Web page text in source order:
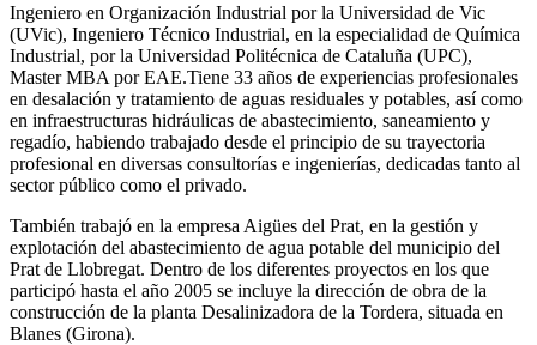
Ingeniero en Organización Industrial por la Universidad de Vic
(UVic), Ingeniero Técnico Industrial, en la especialidad de Química
Industrial, por la Universidad Politécnica de Cataluña (UPC),
Master MBA por EAE.Tiene 33 años de experiencias profesionales
en desalación y tratamiento de aguas residuales y potables, así como
en infraestructuras hidráulicas de abastecimiento, saneamiento y
regadío, habiendo trabajado desde el principio de su trayectoria
profesional en diversas consultorías e ingenierías, dedicadas tanto al
sector público como el privado.
También trabajó en la empresa Aigües del Prat, en la gestión y
explotación del abastecimiento de agua potable del municipio del
Prat de Llobregat. Dentro de los diferentes proyectos en los que
participó hasta el año 2005 se incluye la dirección de obra de la
construcción de la planta Desalinizadora de la Tordera, situada en
Blanes (Girona).